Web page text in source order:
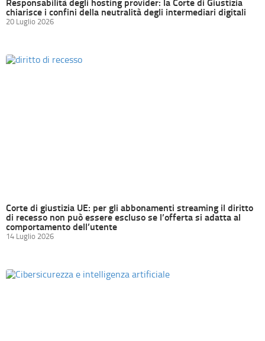
chiarisce i confini della neutralità degli intermediari digitali
20 Luglio 2026
Corte di giustizia UE: per gli abbonamenti streaming il diritto
di recesso non può essere escluso se l’offerta si adatta al
comportamento dell’utente
14 Luglio 2026